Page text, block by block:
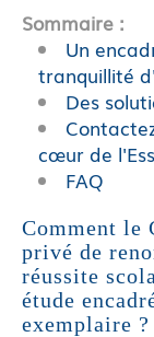
Sommaire :
Un
tranquillité
Des
cœur de
FAQ
Comment le
privé de
réussite
étude
exemplaire ?